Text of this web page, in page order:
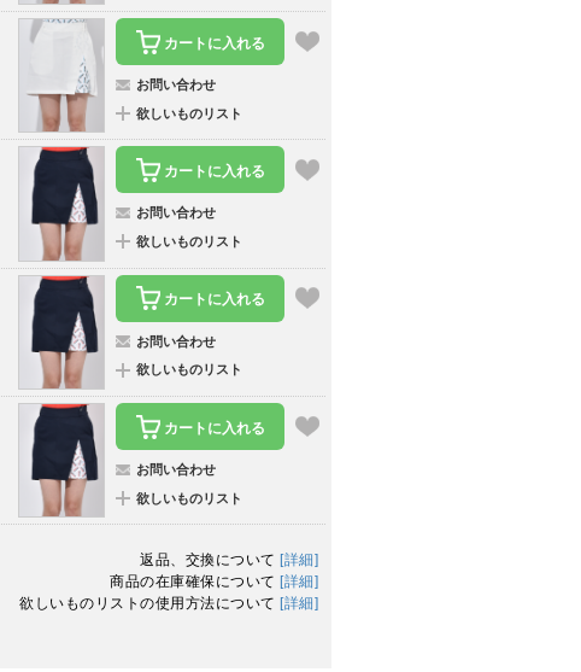
カートに入れる
お問い合わせ
欲しいものリスト
カートに入れる
お問い合わせ
欲しいものリスト
カートに入れる
お問い合わせ
欲しいものリスト
カートに入れる
お問い合わせ
欲しいものリスト
返品、交換について [詳細]
商品の在庫確保について [詳細]
欲しいものリストの使用方法について [詳細]